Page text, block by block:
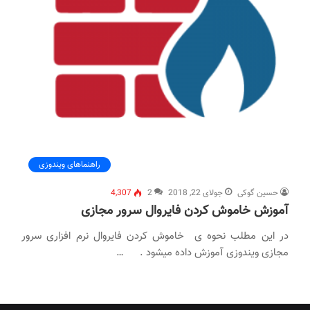
راهنماهای ویندوزی
حسین گوکی جولای 22, 2018 2
4,307
آموزش خاموش کردن فایروال سرور مجازی
در این مطلب نحوه ی خاموش کردن فایروال نرم افزاری سرور
مجازی ویندوزی آموزش داده میشود . …